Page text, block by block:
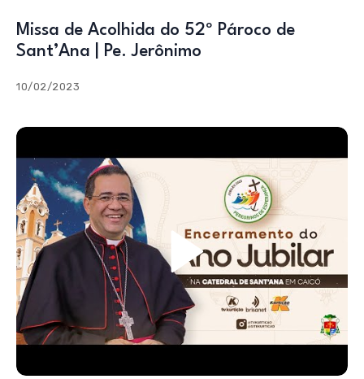
Missa de Acolhida do 52º Pároco de
Sant’Ana | Pe. Jerônimo
10/02/2023